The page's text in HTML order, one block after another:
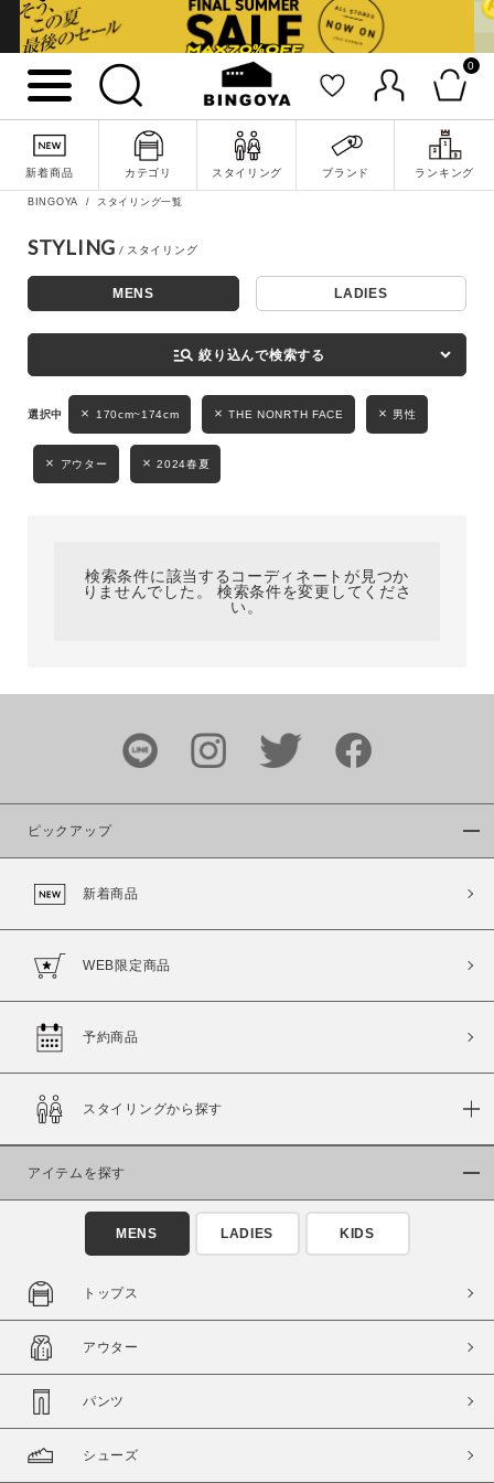
0
新着商品 カテゴリ スタイリング ブランド ランキング
詳細検索
キーワード
性別
MENS LADIES KIDS
ブランド
カラー
商品タイプ
通常商品
セール価格 WEB限定
在庫
在庫あり
BINGOYA スタイリング一覧
STYLING
MENS LADIES
manage_search 絞り込んで検索する
170cm~174cm THE NONRTH FACE 男性
アウター 2024春夏
検索条件に該当するコーディネートが見つか
りませんでした。 検索条件を変更してくださ
い。
ピックアップ
新着商品
WEB限定商品
予約商品
スタイリングから探す
アイテムを探す
MENS LADIES KIDS
トップス
アウター
パンツ
シューズ